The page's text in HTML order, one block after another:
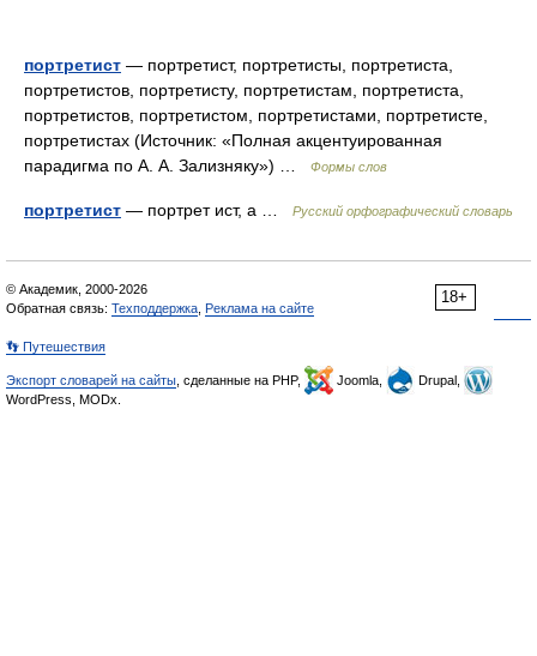
портретист — портретист, портретисты, портретиста,
портретистов, портретисту, портретистам, портретиста,
портретистов, портретистом, портретистами, портретисте,
портретистах (Источник: «Полная акцентуированная
парадигма по А. А. Зализняку») …
Формы слов
портретист — портрет ист, а … Русский орфографический словарь
18+
© Академик, 2000-2026
Обратная связь: Техподдержка Реклама на сайте
👣 Путешествия
Экспорт словарей на сайты , сделанные на PHP, Joomla,
Drupal,
WordPress, MODx.